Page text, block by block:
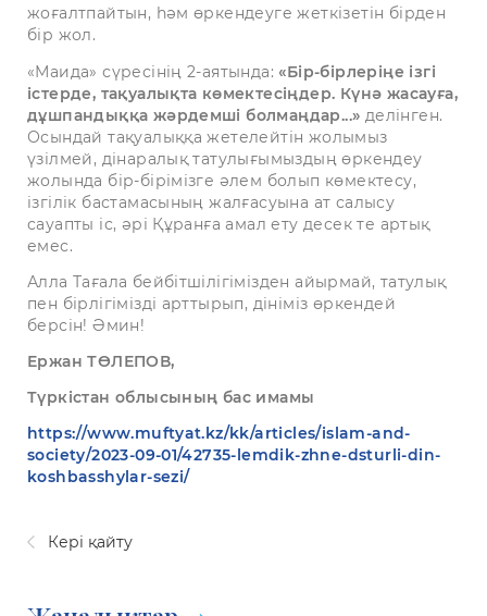
жоғалтпайтын, һәм өркендеуге жеткізетін бірден
бір жол.
«Маида» сүресінің 2-аятында: «Бір-бірлеріңе ізгі
істерде, тақуалықта көмектесіңдер. Күнә жасауға,
дұшпандыққа жәрдемші болмаңдар...» делінген.
Осындай тақуалыққа жетелейтін жолымыз
үзілмей, дінаралық татулығымыздың өркендеу
жолында бір-бірімізге әлем болып көмектесу,
ізгілік бастамасының жалғасуына ат салысу
сауапты іс, әрі Құранға амал ету десек те артық
емес.
Алла Тағала бейбітшілігімізден айырмай, татулық
пен бірлігімізді арттырып, дініміз өркендей
берсін! Әмин!
Ержан ТӨЛЕПОВ,
Түркістан облысының бас имамы
https://www.muftyat.kz/kk/articles/islam-and-
society/2023-09-01/42735-lemdik-zhne-dsturli-din-
koshbasshylar-sezi/
Кері қайту